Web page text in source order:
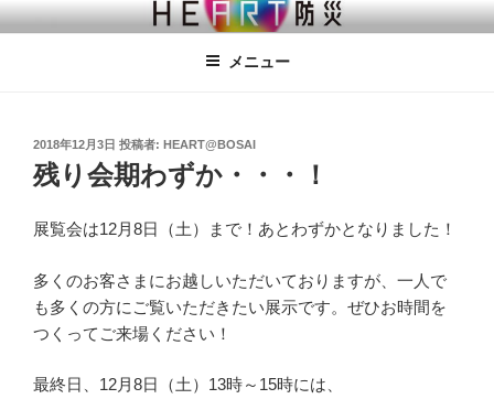
コ
ン
しずおかHEART防災プロジェクト
ココロに、防災を。アートとともに。～”未”被災地のための防災アート
メニュー
投
稿
日:
2018年12月3日 投稿者: HEART@BOSAI
残り会期わずか・・・！
展覧会は12月8日（土）まで！あとわずかとなりました！
多くのお客さまにお越しいただいておりますが、一人で
も多くの方にご覧いただきたい展示です。ぜひお時間を
つくってご来場ください！
最終日、12月8日（土）13時～15時には、